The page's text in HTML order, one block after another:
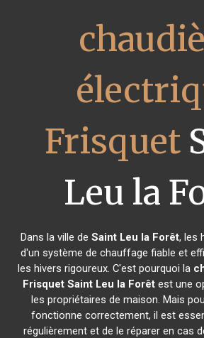
Frisquet
Leu la
Dans la ville deSaint Leu la Forêt, les
d'un système de chauffage fiable et
les hivers rigoureux. C'est pourquoi la
Frisquet Saint Leu la Forêtest une
les propriétaires de maison. Mais
fonctionne correctement, il est
régulièrement et de le réparer en cas